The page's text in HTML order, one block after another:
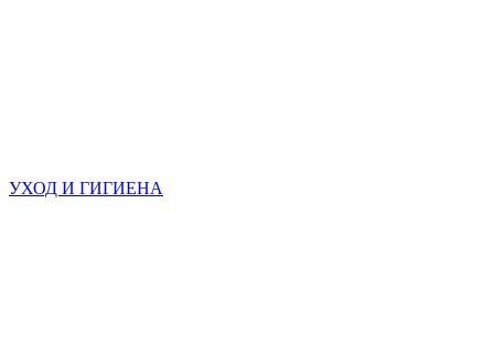
УХОД И ГИГИЕНА